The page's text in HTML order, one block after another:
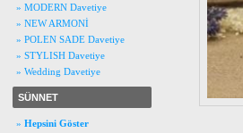
» MODERN Davetiye
» NEW ARMONİ
» POLEN SADE Davetiye
» STYLISH Davetiye
» Wedding Davetiye
SÜNNET
» Hepsini Göster